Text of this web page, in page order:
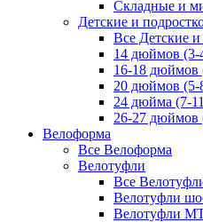
Складные и
Детские и
Все Детские
14 дюймов (3-
16-18 дюймов
20 дюймов (5-
24 дюйма (7-
26-27 дюймов
Велоформа
Все Велоформа
Велотуфли
Все
Велотуфли
Велотуфли